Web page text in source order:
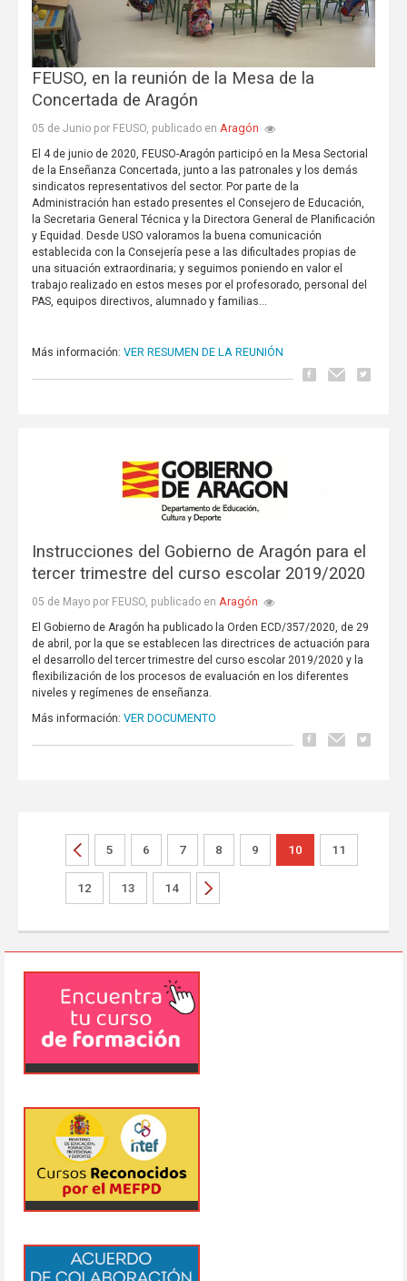
FEUSO, en la reunión de la Mesa de la
Concertada de Aragón
05 de Junio por FEUSO, publicado en Aragón
El 4 de junio de 2020, FEUSO-Aragón participó en la Mesa Sectorial
de la Enseñanza Concertada, junto a las patronales y los demás
sindicatos representativos del sector. Por parte de la
Administración han estado presentes el Consejero de Educación,
la Secretaria General Técnica y la Directora General de Planificación
y Equidad. Desde USO valoramos la buena comunicación
establecida con la Consejería pese a las dificultades propias de
una situación extraordinaria; y seguimos poniendo en valor el
trabajo realizado en estos meses por el profesorado, personal del
PAS, equipos directivos, alumnado y familias...
Más información: VER RESUMEN DE LA REUNIÓN
Instrucciones del Gobierno de Aragón para el
tercer trimestre del curso escolar 2019/2020
05 de Mayo por FEUSO, publicado en Aragón
El Gobierno de Aragón ha publicado la Orden ECD/357/2020, de 29
de abril, por la que se establecen las directrices de actuación para
el desarrollo del tercer trimestre del curso escolar 2019/2020 y la
flexibilización de los procesos de evaluación en los diferentes
niveles y regímenes de enseñanza.
Más información: VER DOCUMENTO
5 6 7 8 9 10 11
12 13 14